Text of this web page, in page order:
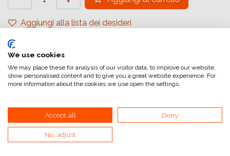
Aggiungi alla lista dei desideri
attualmente non a magazzino
Riferimento interno:DR2006
Collegamenti utili
We use cookies
We may place these for analysis of our visitor data, to improve our website,
show personalised content and to give you a great website experience. For
more information about the cookies we use open the settings.
Accept all Deny
No, adjust